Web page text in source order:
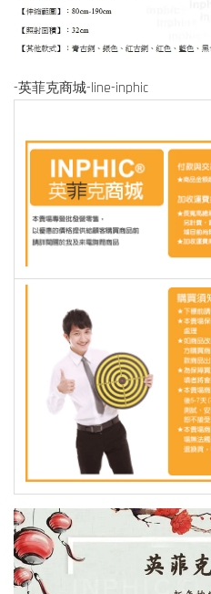
-英菲克商城-line-inphic